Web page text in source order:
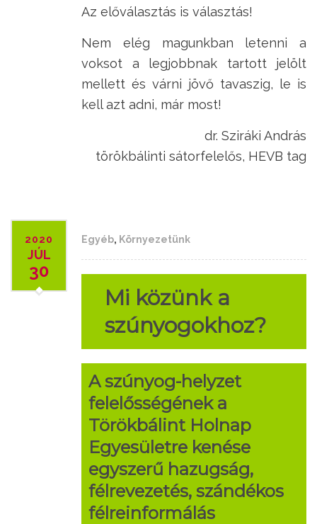
Az előválasztás is választás!
Nem elég magunkban letenni a
voksot a legjobbnak tartott jelölt
mellett és várni jövő tavaszig, le is
kell azt adni, már most!
dr. Sziráki András
törökbálinti sátorfelelős, HEVB tag
2020
JÚL
30
Egyéb, Környezetünk
Mi közünk a
szúnyogokhoz?
A szúnyog-helyzet
felelősségének a
Törökbálint Holnap
Egyesületre kenése
egyszerű hazugság,
félrevezetés, szándékos
félreinformálás